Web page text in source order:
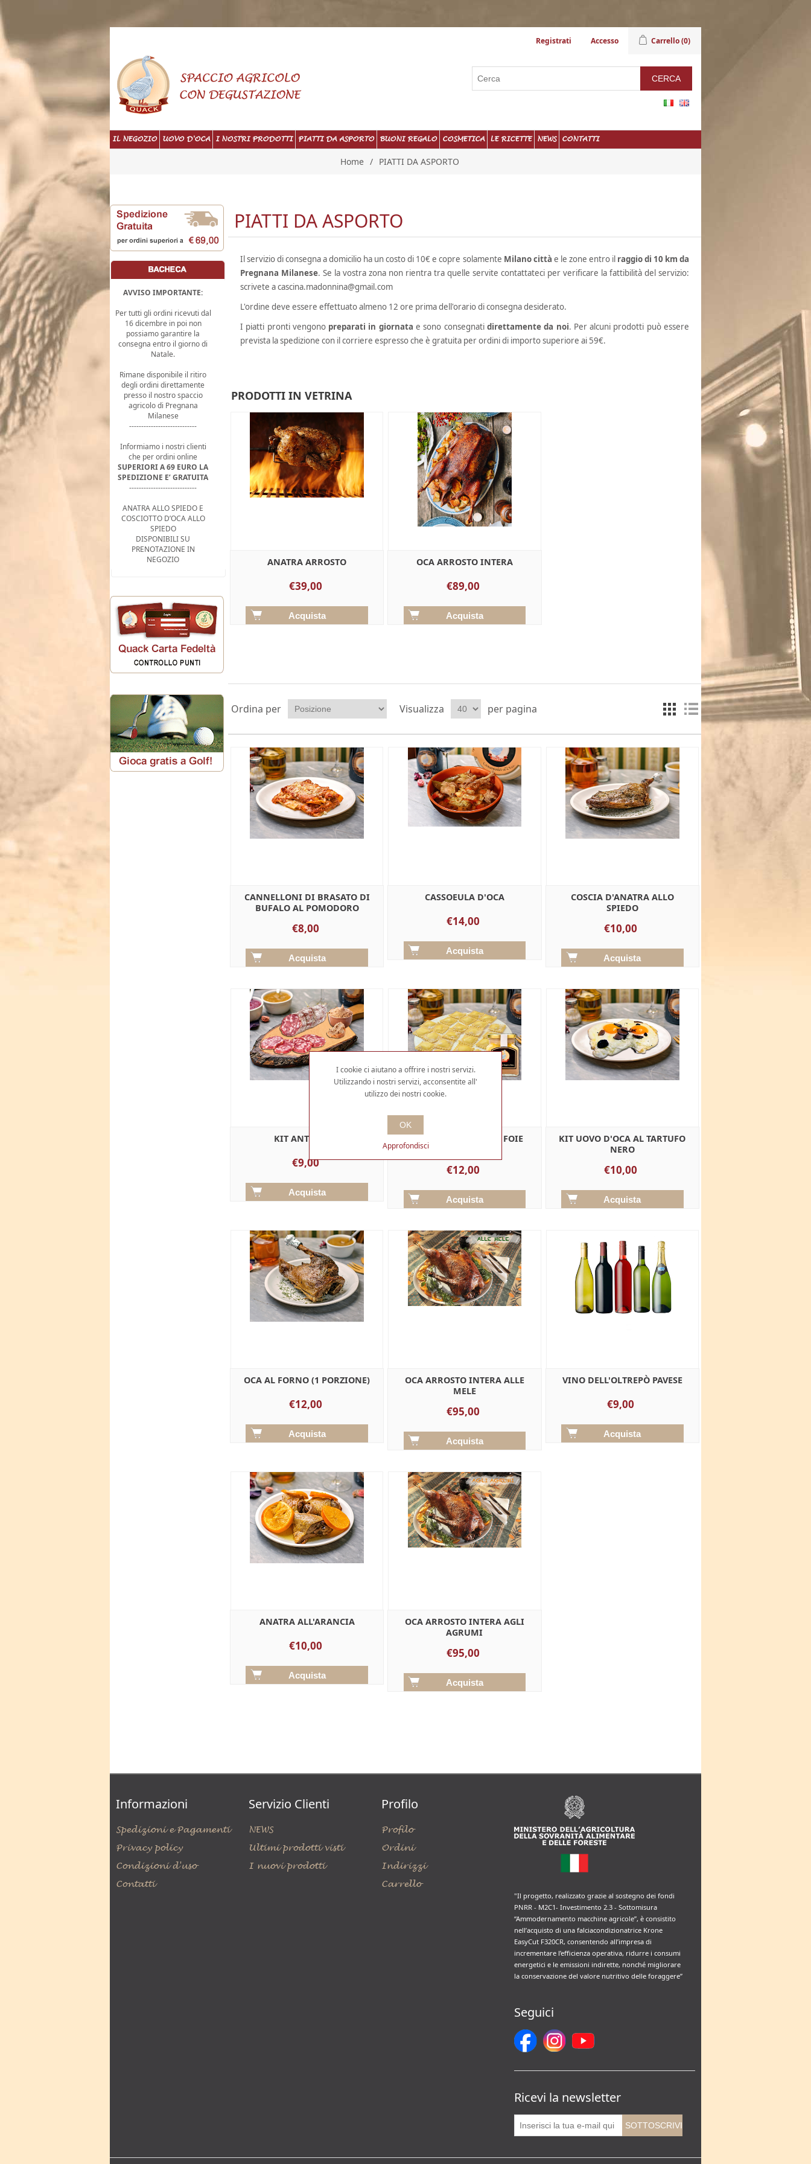
Registrati Accesso Carrello(0)
IL NEGOZIO UOVO D'OCA I NOSTRI PRODOTTI PIATTI DA ASPORTO BUONI REGALO COSMETICA LE RICETTE NEWS CONTATTI
Home / PIATTI DA ASPORTO
AVVISO IMPORTANTE:
Per tutti gli ordini ricevuti dal
16 dicembre in poi non
possiamo garantire la
consegna entro il giorno di
Natale.
Rimane disponibile il ritiro
degli ordini direttamente
presso il nostro spaccio
agricolo di Pregnana
Milanese
----------------------------
Informiamo i nostri clienti
che per ordini online
SUPERIORI A 69 EURO LA
SPEDIZIONE E’ GRATUITA
----------------------------
ANATRA ALLO SPIEDO E
COSCIOTTO D’OCA ALLO
SPIEDO
DISPONIBILI SU
PRENOTAZIONE IN
NEGOZIO
PIATTI DA ASPORTO
Il servizio di consegna a domicilio ha un costo di 10€ e copre solamente Milano città e le zone entro il raggio di 10 km da
Pregnana Milanese. Se la vostra zona non rientra tra quelle servite contattateci per verificare la fattibilità del servizio:
scrivete acascina.madonnina@gmail.com
L'ordine deve essere effettuato almeno 12 ore prima dell'orario di consegna desiderato.
I piatti pronti vengono preparati in giornata e sono consegnati direttamente da noi. Per alcuni prodotti può essere
prevista la spedizione con il corriere espresso che è gratuita per ordini di importo superiore ai 59€.
PRODOTTI IN VETRINA
ANATRA ARROSTO
€39,00
OCA ARROSTO INTERA
€89,00
Ordina per Visualizza per pagina
CANNELLONI DI BRASATO DI
BUFALO AL POMODORO
€8,00
CASSOEULA D'OCA
€14,00
COSCIA D'ANATRA ALLO
SPIEDO
€10,00
KIT ANTIPASTO
€9,00
KIT RAVIOLI D'OCA AL FOIE
€12,00
KIT UOVO D'OCA AL TARTUFO
NERO
€10,00
OCA AL FORNO (1 PORZIONE)
€12,00
OCA ARROSTO INTERA ALLE
MELE
€95,00
VINO DELL'OLTREPÒ PAVESE
€9,00
ANATRA ALL'ARANCIA
€10,00
OCA ARROSTO INTERA AGLI
AGRUMI
€95,00
Informazioni
Spedizioni e Pagamenti
Privacy policy
Condizioni d'uso
Contatti
Servizio Clienti
NEWS
Ultimi prodotti visti
I nuovi prodotti
Profilo
Profilo
Ordini
Indirizzi
Carrello
"Il progetto, realizzato grazie al sostegno dei fondi
PNRR - M2C1- Investimento 2.3 - Sottomisura
“Ammodernamento macchine agricole”, è consistito
nell’acquisto di una falciacondizionatrice Krone
EasyCut F320CR, consentendo all’impresa di
incrementare l’efficienza operativa, ridurre i consumi
energetici e le emissioni indirette, nonché migliorare
la conservazione del valore nutritivo delle foraggere”
Seguici
Ricevi la newsletter
I cookie ci aiutano a offrire i nostri servizi.
Utilizzando i nostri servizi, acconsentite all'
utilizzo dei nostri cookie.
OK
Approfondisci